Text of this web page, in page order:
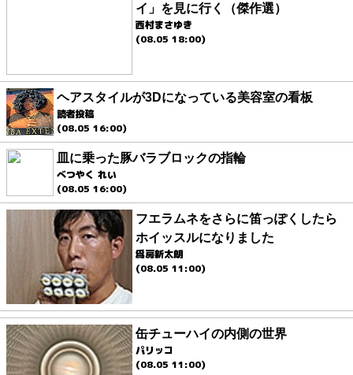
イ」を見に行く（傑作選）
西村まさゆき
(08.05 18:00)
ヘアスタイルが3Dになっている美容室の看板
読者投稿
(08.05 16:00)
皿に乗った豚バラブロックの指輪
べつやく れい
(08.05 16:00)
フエラムネをさらに笛っぽくしたら
ホイッスルになりました
爲房新太朗
(08.05 11:00)
缶チューハイの内側の世界
パリッコ
(08.05 11:00)